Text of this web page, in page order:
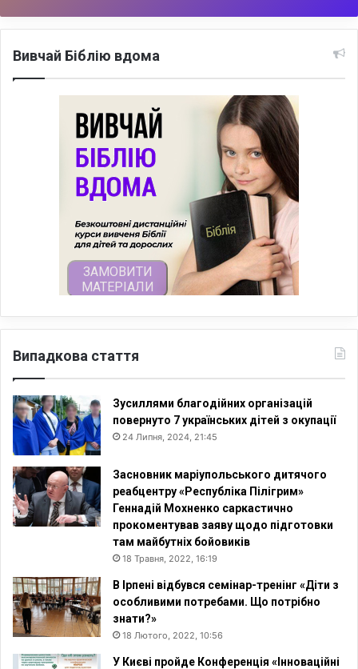
Вивчай Біблію вдома
Випадкова стаття
Зусиллями благодійних організацій
повернуто 7 українських дітей з окупації
24 Липня, 2024, 21:45
Засновник маріупольського дитячого
реабцентру «Республіка Пілігрим»
Геннадій Мохненко саркастично
прокоментував заяву щодо підготовки
там майбутніх бойовиків
18 Травня, 2022, 16:19
В Ірпені відбувся семінар-тренінг «Діти з
особливими потребами. Що потрібно
знати?»
18 Лютого, 2022, 10:56
У Києві пройде Конференція «Інноваційні